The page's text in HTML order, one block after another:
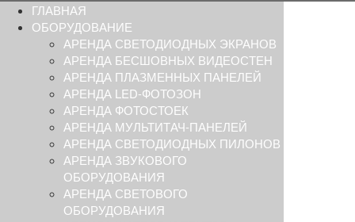
ГЛАВНАЯ
ОБОРУДОВАНИЕ
АРЕНДА СВЕТОДИОДНЫХ ЭКРАНОВ
АРЕНДА БЕСШОВНЫХ ВИДЕОСТЕН
АРЕНДА ПЛАЗМЕННЫХ ПАНЕЛЕЙ
АРЕНДА LED-ФОТОЗОН
АРЕНДА ФОТОСТОЕК
АРЕНДА МУЛЬТИТАЧ-ПАНЕЛЕЙ
АРЕНДА СВЕТОДИОДНЫХ ПИЛОНОВ
АРЕНДА ЗВУКОВОГО
ОБОРУДОВАНИЯ
АРЕНДА СВЕТОВОГО
ОБОРУДОВАНИЯ